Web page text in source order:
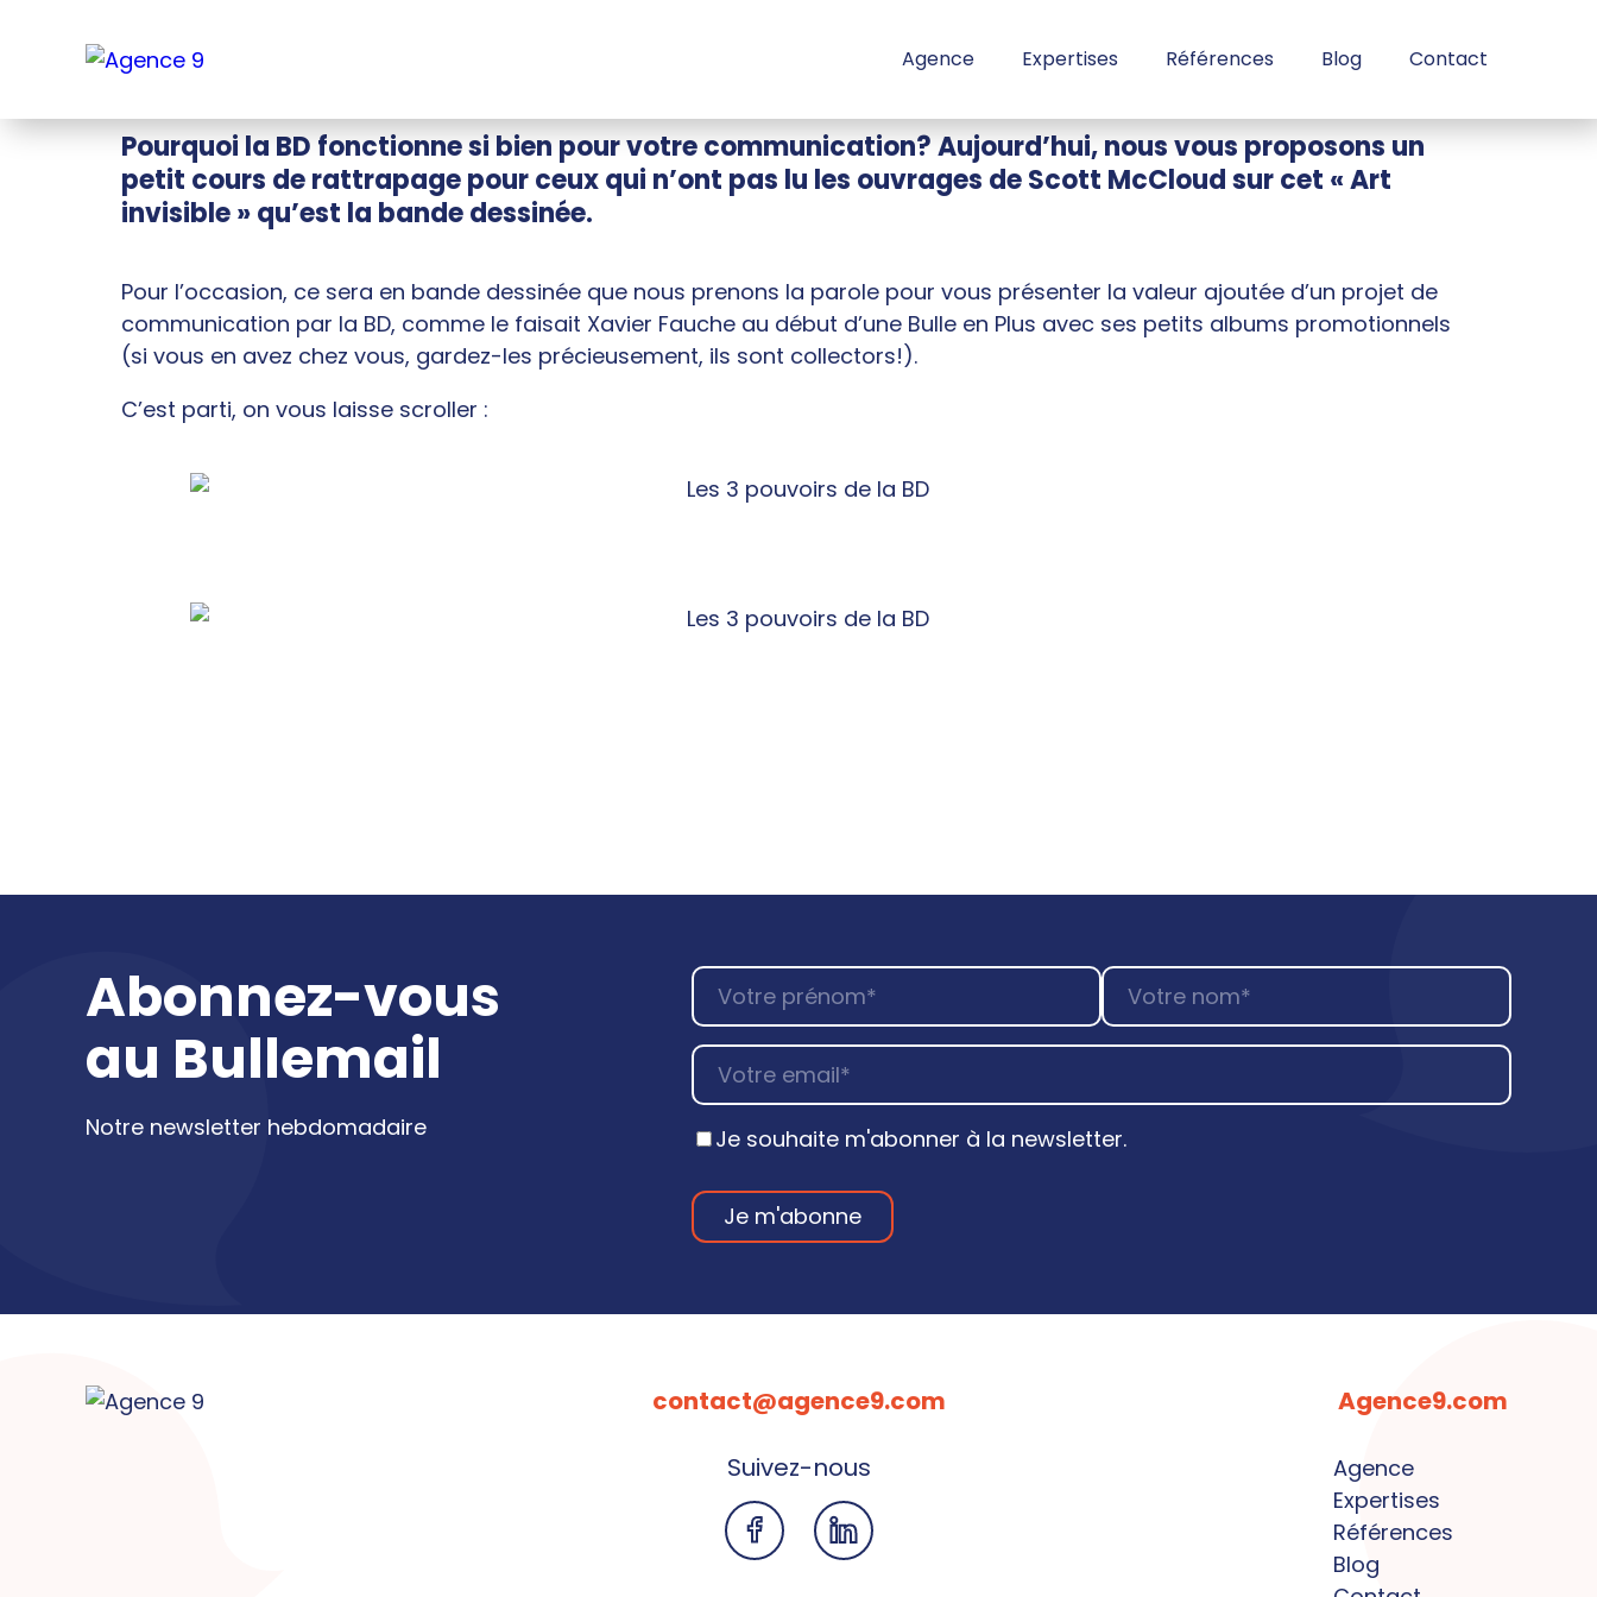
Agence Expertises Références Blog Contact
Pourquoi la BD fonctionne si bien pour votre communication? Aujourd’hui, nous vous proposons un
petit cours de rattrapage pour ceux qui n’ont pas lu les ouvrages de Scott McCloud sur cet « Art
invisible » qu’est la bande dessinée.
Pour l’occasion, ce sera en bande dessinée que nous prenons la parole pour vous présenter la valeur ajoutée d’un projet de
communication par la BD, comme le faisait Xavier Fauche au début d’une Bulle en Plus avec ses petits albums promotionnels
(si vous en avez chez vous, gardez-les précieusement, ils sont collectors!).
C’est parti, on vous laisse scroller :
Abonnez-vous
au Bullemail
Notre newsletter hebdomadaire Je souhaite m'abonner à la newsletter.
contact@agence9.com
Suivez-nous
Agence9.com
Agence
Expertises
Références
Blog